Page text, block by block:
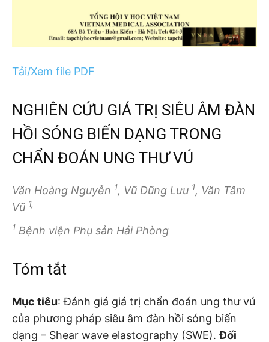
Tải/Xem file PDF
NGHIÊN CỨU GIÁ TRỊ SIÊU ÂM ĐÀN
HỒI SÓNG BIẾN DẠNG TRONG
CHẨN ĐOÁN UNG THƯ VÚ
Văn Hoàng Nguyễn 1, Vũ Dũng Lưu 1, Văn Tâm
Vũ 1,
1 Bệnh viện Phụ sản Hải Phòng
Tóm tắt
Mục tiêu: Đánh giá giá trị chẩn đoán ung thư vú
của phương pháp siêu âm đàn hồi sóng biến
dạng – Shear wave elastography (SWE).Đối